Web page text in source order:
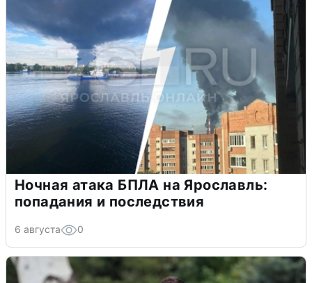
Ночная атака БПЛА на Ярославль:
попадания и последствия
6 августа 0